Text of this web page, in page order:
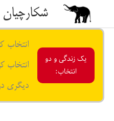
محتوا
شکارچیان
یک زندگی و دو
انتخاب:
انتخاب
انتخاب
دیگری